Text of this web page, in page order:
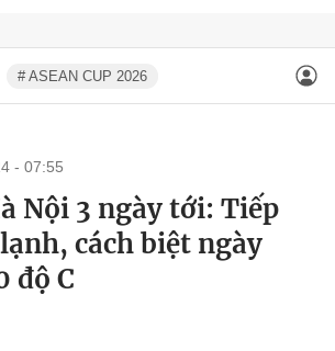
# ASEAN CUP 2026
- 07:55
Nội 3 ngày tới: Tiếp
cách biệt ngày
độ C